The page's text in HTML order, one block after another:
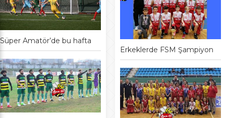
Süper Amatör’de bu hafta
Erkeklerde FSM Şampiyon